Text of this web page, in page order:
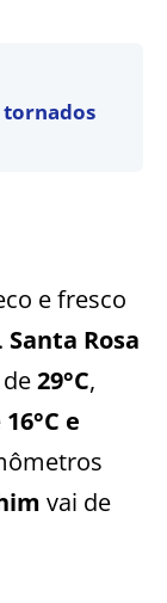
e fresco
Santa Rosa
29°C,
16°C e
vai de